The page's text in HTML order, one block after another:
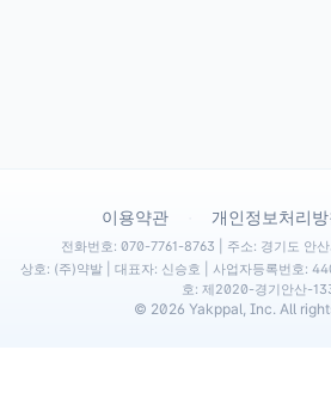
이용약관 개인정보처리방
전화번호: 070-7761-8763 | 주소: 경기도 안
상호: (주)약발 | 대표자: 신승호 | 사업자등록번호:
호: 제2020-경기안산-
© 2026 Yakppal, Inc. All